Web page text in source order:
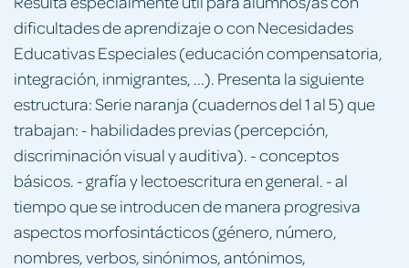
dificultades de aprendizaje o con Necesidades
Educativas Especiales (educación compensatoria,
integración, inmigrantes, ...). Presenta la siguiente
estructura: Serie naranja (cuadernos del 1 al 5) que
trabajan: - habilidades previas (percepción,
discriminación visual y auditiva). - conceptos
básicos. - grafía y lectoescritura en general. - al
tiempo que se introducen de manera progresiva
aspectos morfosintácticos (género, número,
nombres, verbos, sinónimos, antónimos,